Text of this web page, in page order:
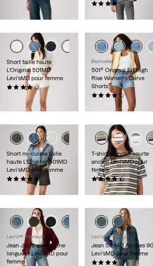
(249)
118,00 $
Short taille haute
L’Original 501MD
Levi’sMD pour femme
(511)
88,00 $
Bestseller
501® Original Fit High
Rise Women's Curve
Shorts
(112)
Short mi-cuisse taille
haute L’Original 501MD
Levi’sMD pour femme
(227)
T-shirt manche courte
ancien Levi’sMD pour
femme
(61)
30,00 $
Levi'sᴹᴰ Premium
Jean Joli thorax pleine
longueur Levi’sMD pour
femme
Levi'sᴹᴰ Premium
Jean 501MD Années 90
Levi’sMD pour femme
(462)